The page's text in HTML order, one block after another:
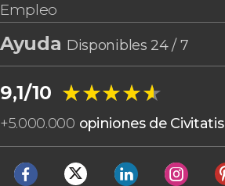
Empleo
Ayuda Disponibles 24 / 7
9,1/10 ★★★★★
★★★★★
+5.000.000 opiniones de Civitatis